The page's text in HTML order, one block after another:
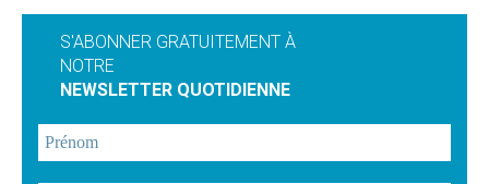
S'ABONNER GRATUITEMENT À
NOTRE
NEWSLETTER QUOTIDIENNE